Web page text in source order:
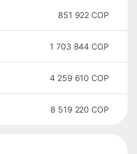
851 922 COP
1 703 844 COP
4 259 610 COP
8 519 220 COP